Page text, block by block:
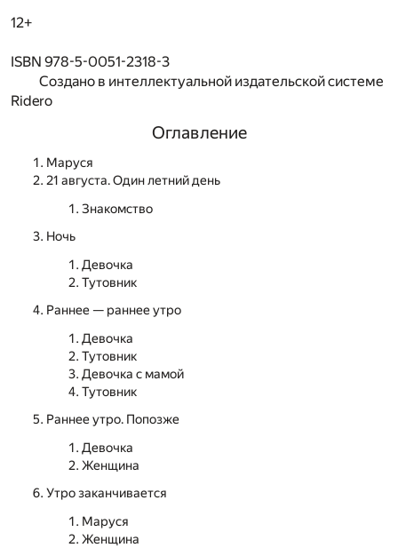
12+
ISBN 978-5-0051-2318-3
Создано в интеллектуальной издательской системе
Ridero
Оглавление
Маруся
21 августа. Один летний день
Знакомство
Ночь
Девочка
Тутовник
Раннее — раннее утро
Девочка
Тутовник
Девочка с мамой
Тутовник
Раннее утро. Попозже
Девочка
Женщина
Утро заканчивается
Маруся
Женщина